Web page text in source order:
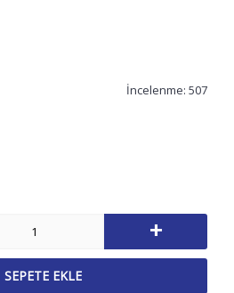
İncelenme: 507
+
SEPETE EKLE